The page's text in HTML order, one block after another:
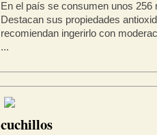
En el país se consumen unos
Destacan sus propiedades
recomiendan ingerirlo con
...
cuchillos